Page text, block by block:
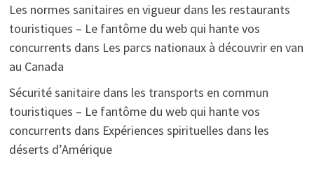
Les normes sanitaires en vigueur dans les restaurants
touristiques – Le fantôme du web qui hante vos
concurrents dans Les parcs nationaux à découvrir en van
au Canada
Sécurité sanitaire dans les transports en commun
touristiques – Le fantôme du web qui hante vos
concurrents dans Expériences spirituelles dans les
déserts d’Amérique